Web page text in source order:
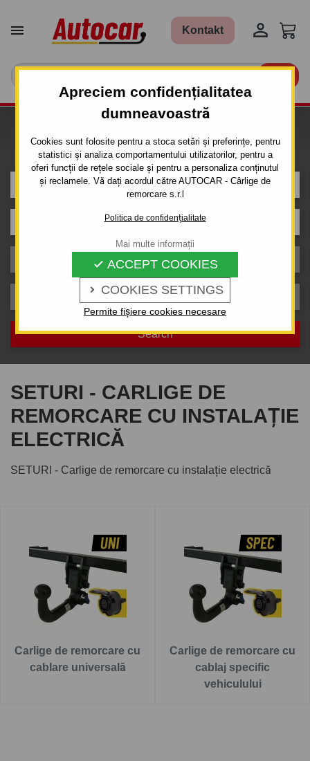
Apreciem confidențialitatea
dumneavoastră
Cookies sunt folosite pentru a stoca setări și preferințe, pentru
statistici și analiza comportamentului utilizatorilor, pentru a
oferi funcții de rețele sociale și pentru a personaliza conținutul
și reclamele. Vă dați acordul către AUTOCAR - Cârlige de
remorcare s.r.l
Politica de confidențialitate
 COOKIES SETTINGS
 ACCEPT COOKIES
Permite fișiere cookies necesare
Mai multe informații
 Kontakt 
mașina
SETURI - Carlige de remorcare cu instalație electrică
An de producție
SETURI - CARLIGE DE
REMORCARE CU INSTALAȚIE
ELECTRICĂ
SETURI - Carlige de remorcare cu instalație electrică
Carlige de remorcare cu
cablare universală
Carlige de remorcare cu
cablaj specific
vehiculului